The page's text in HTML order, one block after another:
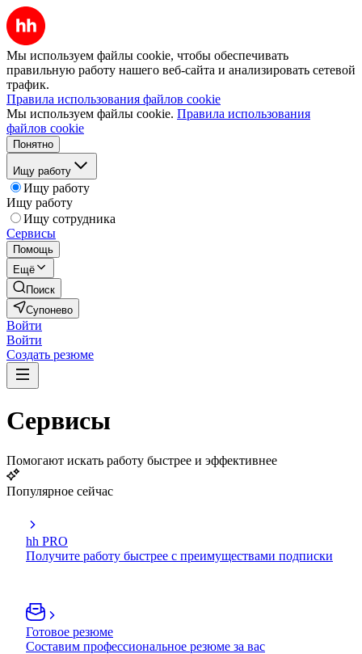
Мы используем файлы cookie, чтобы обеспечивать
правильную работу нашего веб-сайта и анализировать сетевой
трафик.
Правила использования файлов cookie
Мы используем файлы cookie. Правила использования
файлов cookie
Понятно
Ищу работу
Ищу работу
Ищу работу
Ищу сотрудника
Сервисы
Помощь
Ещё
Поиск
Супонево
Войти
Войти
Создать резюме
Сервисы
Помогают искать работу быстрее и эффективнее
Популярное сейчас
hh PRO
Получите работу быстрее с преимуществами подписки
Готовое резюме
Составим профессиональное резюме за вас